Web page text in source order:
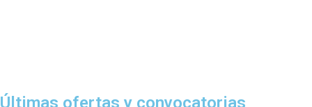
Últimas ofertas y convocatorias